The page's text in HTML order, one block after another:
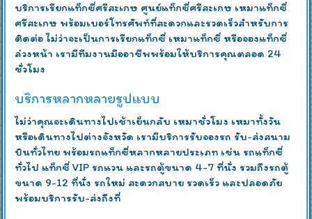
บริการเรียกแท็กซี่ศรีสะเกษ ศูนย์แท็กซี่ศรีสะเกษ เหมาแท็กซี่
ศรีสะเกษ พร้อมเบอร์โทรศัพท์ที่สะดวกและรวดเร็วสำหรับการ
ติดต่อ ไม่ว่าจะเป็นการเรียกแท็กซี่ เหมาแท็กซี่ หรือจองแท็กซี่
ล่วงหน้า เรามีทีมงานมืออาชีพพร้อมให้บริการคุณตลอด 24
ชั่วโมง
บริการหลากหลายรูปแบบ
ไม่ว่าคุณจะเดินทางไปเช้าเย็นกลับ เหมาชั่วโมง เหมาทั้งวัน
หรือเดินทางไปต่างจังหวัด เรามีบริการรับจองรถ รับ-ส่งสนาม
บินทั่วไทย พร้อมรถแท็กซี่หลากหลายประเภท เช่น รถแท็กซี่
ทั่วไป แท็กซี่ VIP รถแวน และรถตู้ขนาด 4-7 ที่นั่ง รวมถึงรถตู้
ขนาด 9-12 ที่นั่ง รถใหม่ สะดวกสบาย รวดเร็ว และปลอดภัย
พร้อมบริการรับ-ส่งถึงที่